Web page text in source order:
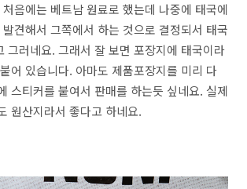
음에는 베트남 원료로 했는데 나중에 태국에
견해서 그쪽에서 하는 것으로 결정되서 태국
그러네요. 그래서 잘 보면 포장지에 태국이라
어 있습니다. 아마도 제품포장지를 미리 다
스티커를 붙여서 판매를 하는듯 싶네요. 실제
원산지라서 좋다고 하네요.